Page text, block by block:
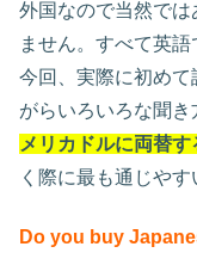
外国なので当然で
ません。すべて英語
今回、実際に初め
がらいろいろな聞き
メリカドルに両替す
く際に最も通じやす
Do you buy